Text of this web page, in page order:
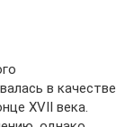
в качестве
XVII века.